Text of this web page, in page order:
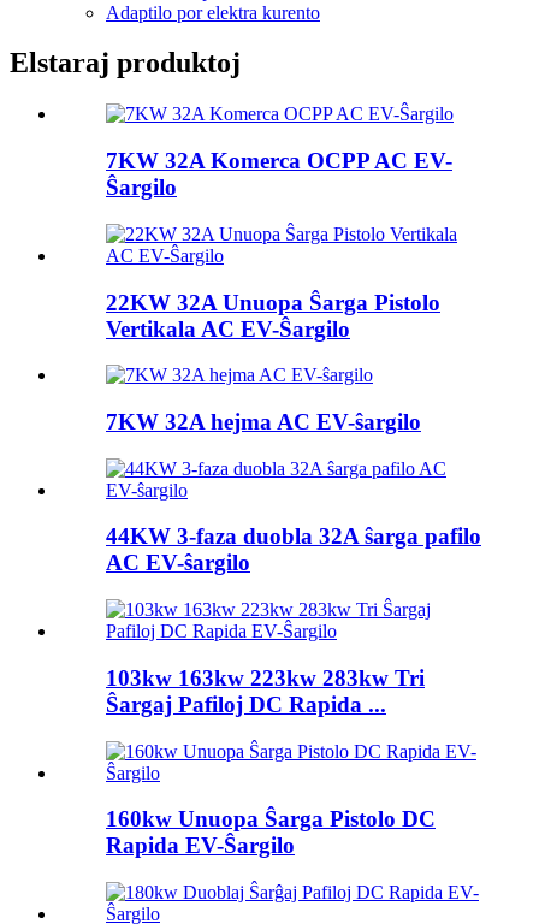
Adaptilo por elektra kurento
Elstaraj produktoj
7KW 32A Komerca OCPP AC EV-
Ŝargilo
22KW 32A Unuopa Ŝarga Pistolo
Vertikala AC EV-Ŝargilo
7KW 32A hejma AC EV-ŝargilo
44KW 3-faza duobla 32A ŝarga pafilo
AC EV-ŝargilo
103kw 163kw 223kw 283kw Tri
Ŝargaj Pafiloj DC Rapida ...
160kw Unuopa Ŝarga Pistolo DC
Rapida EV-Ŝargilo